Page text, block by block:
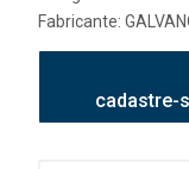
Fabricante:
cadastre-